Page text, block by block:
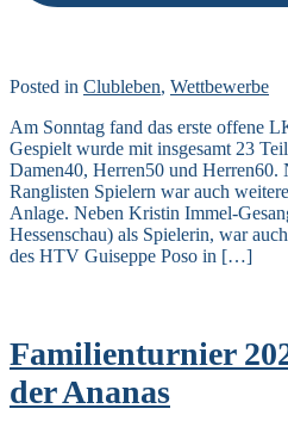
Posted in Clubleben, Wettbewerbe
Am Sonntag fand das erste offene
Gespielt wurde mit insgesamt 23
Damen40, Herren50 und Herren60.
Ranglisten Spielern war auch
Anlage. Neben Kristin Immel-
Hessenschau) als Spielerin, war
des HTV Guiseppe Poso in […]
Familienturnier
der Ananas